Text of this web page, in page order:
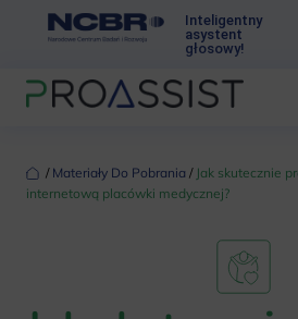
Inteligentny
asystent
głosowy!
‏‏‎ ‎/‏‏‎ ‎ Materiały Do Pobrania ‏‏‎ ‎/‏‏‎ ‎ Jak skutecznie
internetową placówki medycznej?